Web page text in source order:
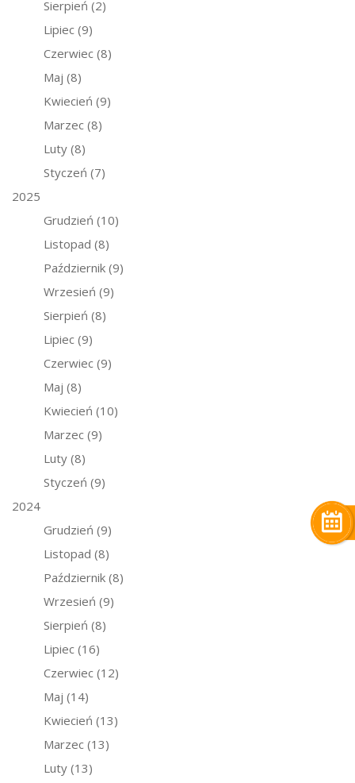
Sierpień (2)
Lipiec (9)
Czerwiec (8)
Maj (8)
Kwiecień (9)
Marzec (8)
Luty (8)
Styczeń (7)
2025
Grudzień (10)
Listopad (8)
Październik (9)
Wrzesień (9)
Sierpień (8)
Lipiec (9)
Czerwiec (9)
Maj (8)
Kwiecień (10)
Marzec (9)
Luty (8)
Styczeń (9)
2024
Grudzień (9)
Listopad (8)
Październik (8)
Wrzesień (9)
Sierpień (8)
Lipiec (16)
Czerwiec (12)
Maj (14)
Kwiecień (13)
Marzec (13)
Luty (13)